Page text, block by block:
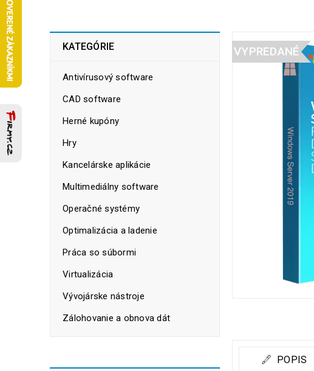
KATEGÓRIE
Antivírusový software
CAD software
Herné kupóny
Hry
Kancelárske aplikácie
Multimediálny software
Operačné systémy
Optimalizácia a ladenie
Práca so súbormi
Virtualizácia
Vývojárske nástroje
Zálohovanie a obnova dát
VYPREDANÉ
POPIS